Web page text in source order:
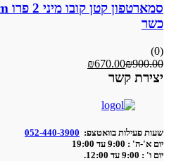
כשר
(0)
₪900.00
₪670.00
יצירת קשר
שעות פעילות בוואטצפ: 052-440-3900
יום א'-ה' : 9:00 עד 19:00
יום ו' : 9:00 עד 12:00.